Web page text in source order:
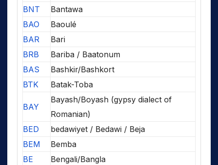
BNT
Bantawa
BAO
Baoulé
BAR
Bari
BRB
Bariba / Baatonum
BAS
Bashkir/Bashkort
BTK
Batak-Toba
BAY
Bayash/Boyash (gypsy dialect of
Romanian)
BED
bedawiyet / Bedawi / Beja
BEM
Bemba
BE
Bengali/Bangla